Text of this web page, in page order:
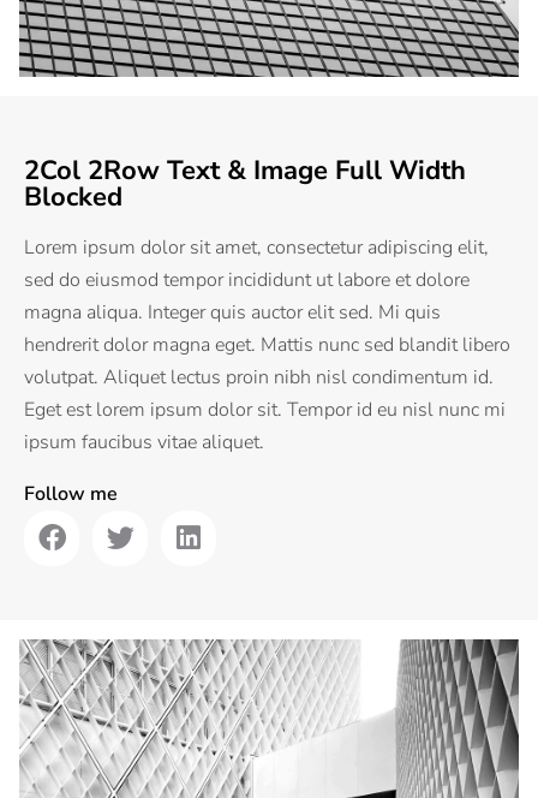
2Col 2Row Text & Image Full Width
Blocked
Lorem ipsum dolor sit amet, consectetur adipiscing elit,
sed do eiusmod tempor incididunt ut labore et dolore
magna aliqua. Integer quis auctor elit sed. Mi quis
hendrerit dolor magna eget. Mattis nunc sed blandit libero
volutpat. Aliquet lectus proin nibh nisl condimentum id.
Eget est lorem ipsum dolor sit. Tempor id eu nisl nunc mi
ipsum faucibus vitae aliquet.
Follow me